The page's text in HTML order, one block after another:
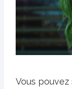
Vous